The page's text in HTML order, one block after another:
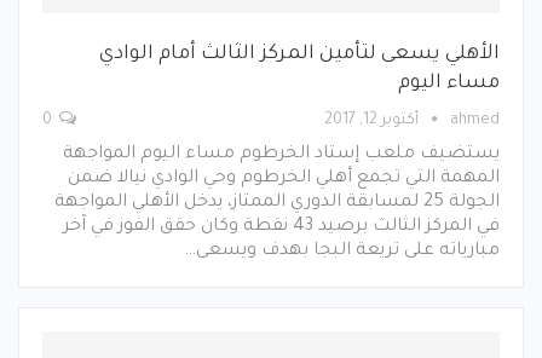
الأهلي يسعى لتأمين المركز الثالث أمام الوادي
مساء اليوم
ahmed أكتوبر 12, 2017
يستضيف ملعب إستاد الخرطوم مساء اليوم المواجهة
المهمة التي تجمع أهلي الخرطوم وحي الوادي نيالا ضمن
الجولة 25 لمسابقة الدوري الممتاز، يدخل الأهلي المواجهة
في المركز الثالث برصيد 43 نقطة وكان حقق الفوز في آخر
مبارياته على تريعة البجا بهدف ويسعى…